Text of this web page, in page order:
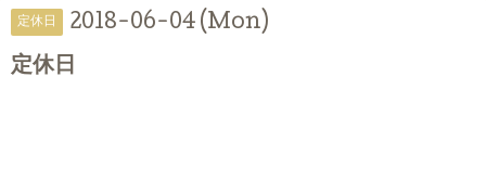
定休日 2018-06-04 (Mon)
定休日